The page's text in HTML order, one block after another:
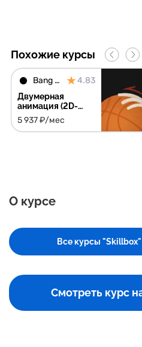
Похожие курсы
Bang Bang Education 4.83
Двумерная
анимация (2D-
анимация)
5 937 ₽/мес
О курсе
Все курсы "Skillbox"
Смотреть курс